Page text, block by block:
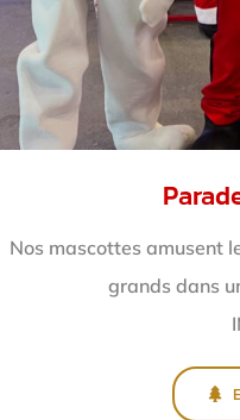
Nos mascottes amusent
grands dans